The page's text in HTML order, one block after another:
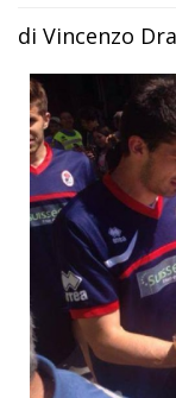
di Vincenzo